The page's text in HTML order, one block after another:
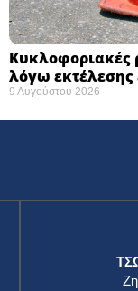
Κυκλοφοριακές
λόγω
9 Αυγούστου 2026